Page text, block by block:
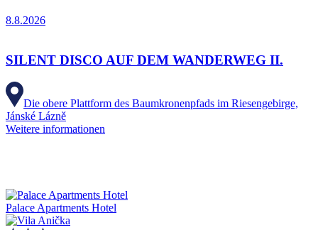
8.8.2026
SILENT DISCO AUF DEM WANDERWEG II.
Die obere Plattform des Baumkronenpfads im Riesengebirge,
Jánské Lázně
Weitere informationen
Palace Apartments Hotel